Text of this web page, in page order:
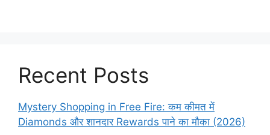
Recent Posts
Mystery Shopping in Free Fire: कम कीमत में
Diamonds और शानदार Rewards पाने का मौका (2026)